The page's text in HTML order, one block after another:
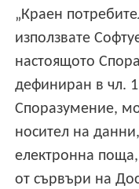
„Краен
използвате
настоящото
дефиниран в чл.
Споразумение,
носител на
електронна поща,
от сървъри на